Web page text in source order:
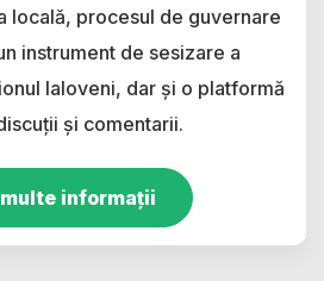
locală, procesul de guvernare
instrument de sesizare a
Ialoveni, dar și o platformă
și comentarii.
informații